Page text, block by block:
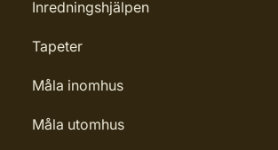
Inredningshjälpen
Tapeter
Måla inomhus
Måla utomhus